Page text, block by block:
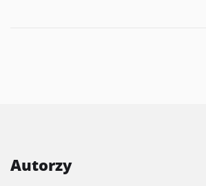
Autorzy